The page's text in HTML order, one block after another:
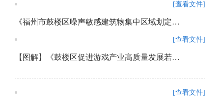
[查看文件]
《福州市鼓楼区噪声敏感建筑物集中区域划定方案》政策解读
[查看文件]
【图解】《鼓楼区促进游戏产业高质量发展若干措施（试行）》政策解读
[查看文件]